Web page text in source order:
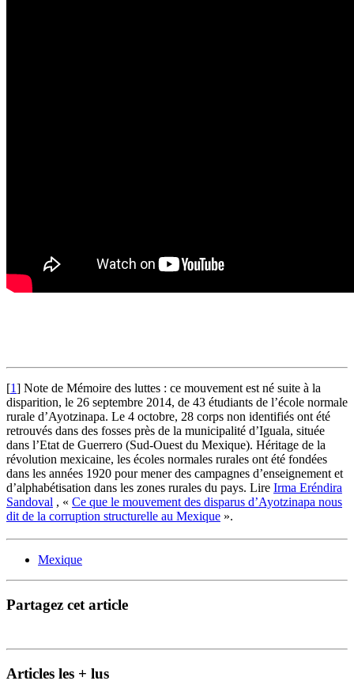
[1] Note de Mémoire des luttes : ce mouvement est né suite à la
disparition, le 26 septembre 2014, de 43 étudiants de l’école normale
rurale d’Ayotzinapa. Le 4 octobre, 28 corps non identifiés ont été
retrouvés dans des fosses près de la municipalité d’Iguala, située
dans l’Etat de Guerrero (Sud-Ouest du Mexique). Héritage de la
révolution mexicaine, les écoles normales rurales ont été fondées
dans les années 1920 pour mener des campagnes d’enseignement et
d’alphabétisation dans les zones rurales du pays. Lire Irma Eréndira
Sandoval , « Ce que le mouvement des disparus d’Ayotzinapa nous
dit de la corruption structurelle au Mexique ».
Mexique
Partagez cet article
Articles les + lus